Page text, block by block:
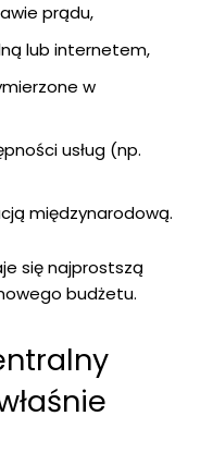
prądu,
lub internetem,
w
usług (np.
międzynarodową.
się najprostszą
budżetu.